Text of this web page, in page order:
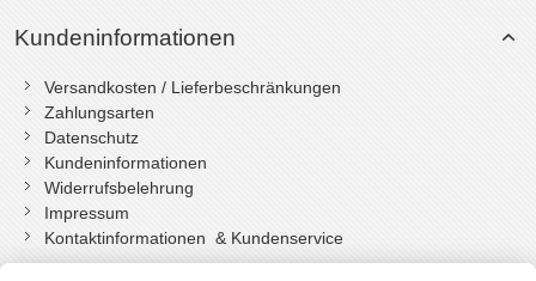
Kundeninformationen
Versandkosten / Lieferbeschränkungen
Zahlungsarten
Datenschutz
Kundeninformationen
Widerrufsbelehrung
Impressum
Kontaktinformationen & Kundenservice